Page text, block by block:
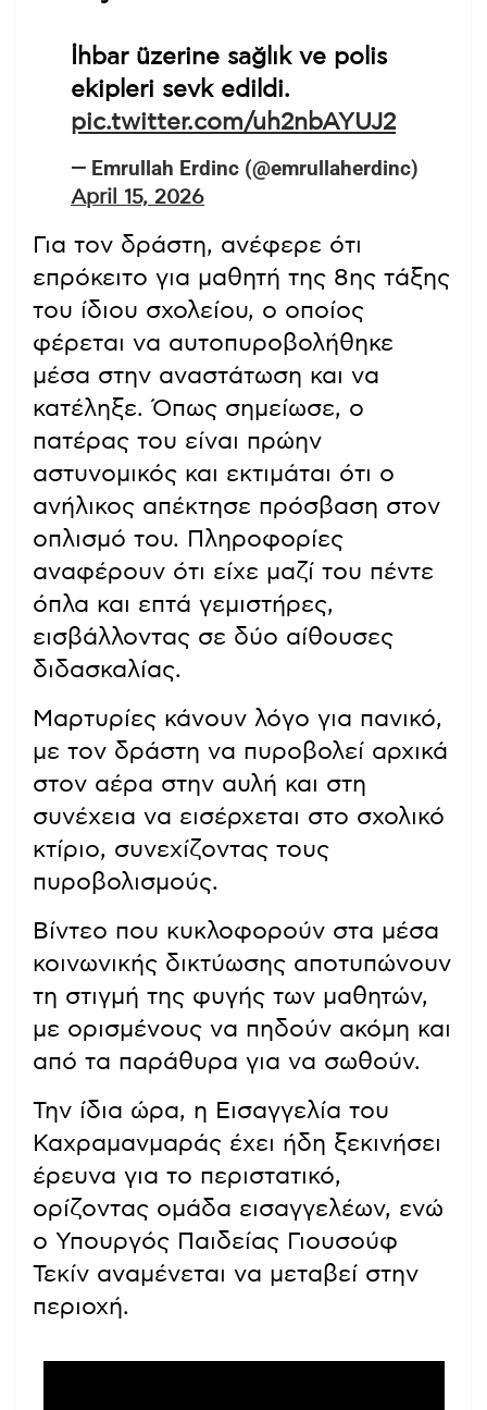
Ο κυβερνήτης της περιοχής,
Mükerrem Ünlüer, επιβεβαίωσε τον
αριθμό των θυμάτων,
διευκρινίζοντας ότι από τους 20
τραυματίες, οι τέσσερις βρίσκονται
σε κρίσιμη κατάσταση και
υποβάλλονται σε χειρουργικές
επεμβάσεις.
Okulda Silah Sesleri Duyuldu
Kahramanmaraş’ın Onikişubat
ilçesinde Ayşel Çalık
Ortaokulu’nda silah sesleri
duyuldu.
İhbar üzerine sağlık ve polis
ekipleri sevk edildi.
pic.twitter.com/uh2nbAYUJ2
— Emrullah Erdinc (@emrullaherdinc)
April 15, 2026
Για τον δράστη, ανέφερε ότι
επρόκειτο για μαθητή της 8ης τάξης
του ίδιου σχολείου, ο οποίος
φέρεται να αυτοπυροβολήθηκε
μέσα στην αναστάτωση και να
κατέληξε. Όπως σημείωσε, ο
πατέρας του είναι πρώην
αστυνομικός και εκτιμάται ότι ο
ανήλικος απέκτησε πρόσβαση στον
οπλισμό του. Πληροφορίες
αναφέρουν ότι είχε μαζί του πέντε
όπλα και επτά γεμιστήρες,
εισβάλλοντας σε δύο αίθουσες
διδασκαλίας.
Μαρτυρίες κάνουν λόγο για πανικό,
με τον δράστη να πυροβολεί αρχικά
στον αέρα στην αυλή και στη
συνέχεια να εισέρχεται στο σχολικό
κτίριο, συνεχίζοντας τους